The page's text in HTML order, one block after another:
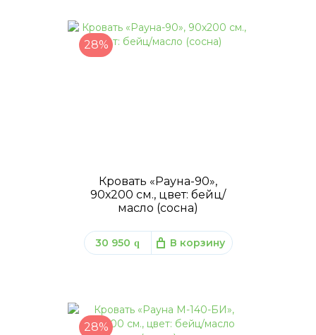
28%
Кровать «Рауна-90»,
90х200 см., цвет: бейц/
масло (сосна)
30 950 q В корзину
28%